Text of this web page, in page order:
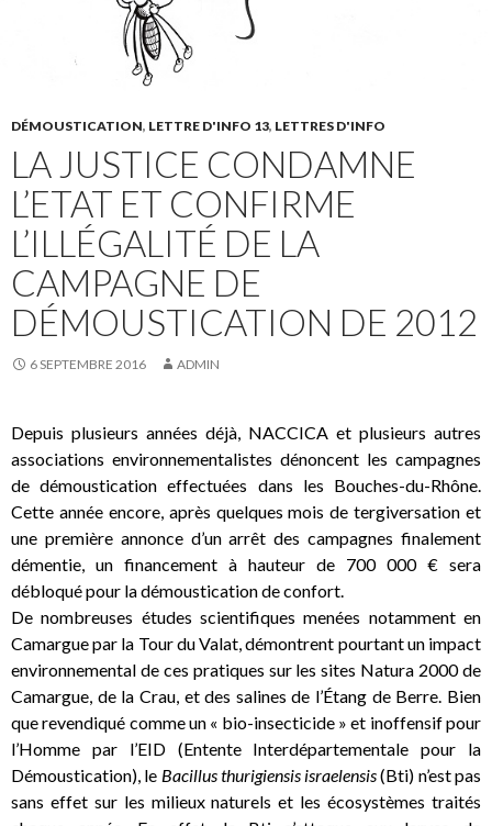
DÉMOUSTICATION, LETTRE D'INFO 13, LETTRES D'INFO
LA JUSTICE CONDAMNE
L’ETAT ET CONFIRME
L’ILLÉGALITÉ DE LA
CAMPAGNE DE
DÉMOUSTICATION DE 2012
6 SEPTEMBRE 2016 ADMIN
Depuis plusieurs années déjà, NACCICA et plusieurs autres
associations environnementalistes dénoncent les campagnes
de démoustication effectuées dans les Bouches-du-Rhône.
Cette année encore, après quelques mois de tergiversation et
une première annonce d’un arrêt des campagnes finalement
démentie, un financement à hauteur de 700 000 € sera
débloqué pour la démoustication de confort.
De nombreuses études scientifiques menées notamment en
Camargue par la Tour du Valat, démontrent pourtant un impact
environnemental de ces pratiques sur les sites Natura 2000 de
Camargue, de la Crau, et des salines de l’Étang de Berre. Bien
que revendiqué comme un « bio-insecticide » et inoffensif pour
l’Homme par l’EID (Entente Interdépartementale pour la
Démoustication), le Bacillus thurigiensis israelensis(Bti) n’est pas
sans effet sur les milieux naturels et les écosystèmes traités